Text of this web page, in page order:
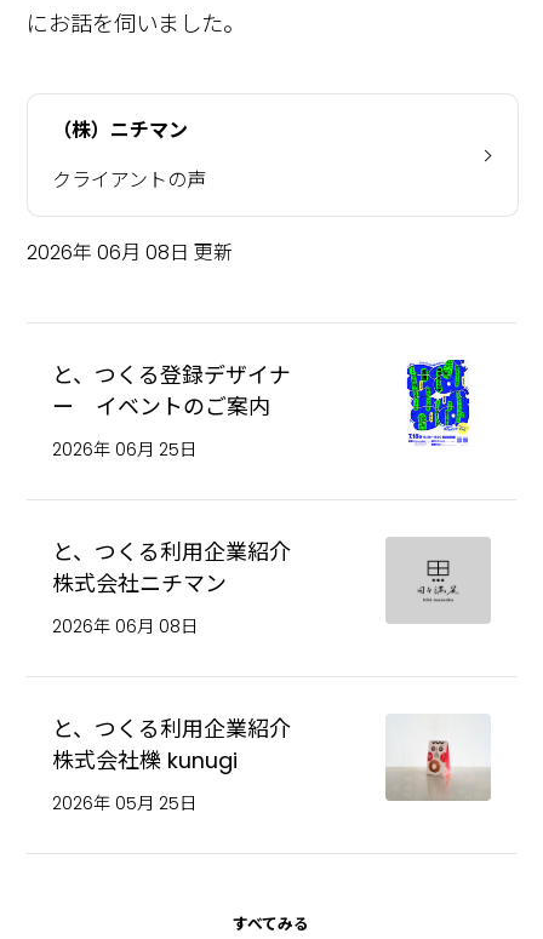
にお話を伺いました。
（株）ニチマン
クライアントの声
2026年 06月 08日 更新
と、つくる登録デザイナ
ー イベントのご案内
2026年 06月 25日
と、つくる利用企業紹介
株式会社ニチマン
2026年 06月 08日
と、つくる利用企業紹介
株式会社櫟 kunugi
2026年 05月 25日
すべてみる